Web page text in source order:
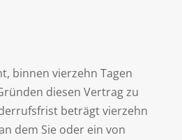
binnen vierzehn Tagen
diesen Vertrag zu
beträgt vierzehn
dem Sie oder ein von